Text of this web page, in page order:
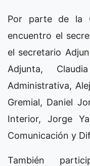
Por parte de la
encuentro el
el secretario
Adjunta,
Administrativa,
Gremial, Daniel
Interior, Jorge
Comunicación y
También